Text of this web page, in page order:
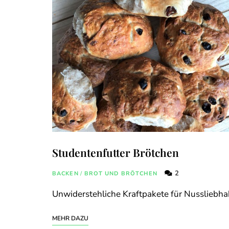
Studentenfutter Brötchen
BACKEN / BROT UND BRÖTCHEN 2
Unwiderstehliche Kraftpakete für
MEHR DAZU